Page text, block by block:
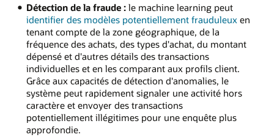
Détection de la fraude :le machine learning peut
identifier des modèles potentiellement frauduleux en
tenant compte de la zone géographique, de la
fréquence des achats, des types d'achat, du montant
dépensé et d'autres détails des transactions
individuelles et en les comparant aux profils client.
Grâce aux capacités de détection d'anomalies, le
système peut rapidement signaler une activité hors
caractère et envoyer des transactions
potentiellement illégitimes pour une enquête plus
approfondie.